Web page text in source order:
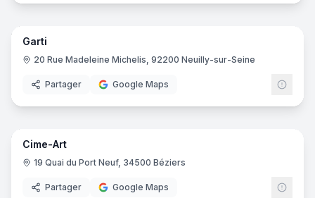
16
Garti
20 Rue Madeleine Michelis, 92200 Neuilly-sur-Seine
Partager Google Maps
25
Cime-Art
19 Quai du Port Neuf, 34500 Béziers
Partager Google Maps